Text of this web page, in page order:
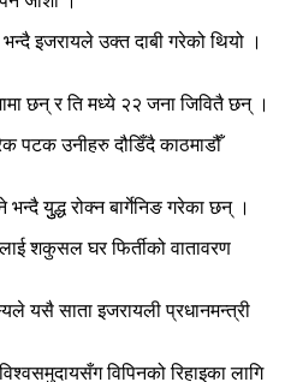
इजरायले उक्त दाबी गरेको थियो ।
छन् र ति मध्ये २२ जना जिवितै छन् ।
पटक उनीहरु दौडिँदै काठमाडौँ
युुद्ध रोक्न बार्गेनिङ गरेका छन् ।
शकुसल घर फिर्तीको वातावरण
यसै साता इजरायली प्रधानमन्त्री
विपिनको रिहाइका लागि